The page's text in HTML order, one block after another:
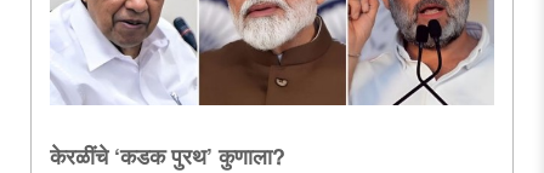
केरळींचे ‘कडक पुरथ’ कुणाला?